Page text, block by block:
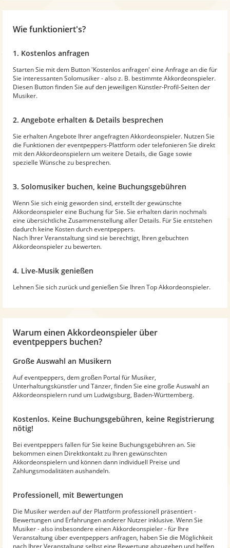
Wie funktioniert's?
1. Kostenlos anfragen
Starten Sie mit dem Button 'Kostenlos anfragen' eine Anfrage an die für
Sie interessanten Solomusiker - also z. B. bestimmte Akkordeonspieler.
Diesen Button finden Sie auf den jeweiligen Künstler-Profil-Seiten der
Musiker.
2. Angebote erhalten & Details besprechen
Sie erhalten Angebote Ihrer angefragten Akkordeonspieler. Nutzen Sie
die Funktionen der eventpeppers-Plattform oder telefonieren Sie direkt
mit den Akkordeonspielern um weitere Details, die Gage sowie
spezielle Wünsche zu besprechen.
3. Solomusiker buchen, keine Buchungsgebühren
Wenn Sie sich einig geworden sind, erstellt der gewünschte
Akkordeonspieler eine Buchung für Sie. Sie erhalten darin nochmals
eine übersichtliche Zusammenstellung aller Details. Für Sie entstehen
dadurch keine Kosten durch eventpeppers.
Nach Ihrer Veranstaltung sind sie berechtigt, Ihren gebuchten
Akkordeonspieler zu bewerten.
4. Live-Musik genießen
Lehnen Sie sich zurück und genießen Sie Ihren Top Akkordeonspieler.
Warum einen Akkordeonspieler über
eventpeppers buchen?
Große Auswahl an Musikern
Auf eventpeppers, dem großen Portal für Musiker,
Unterhaltungskünstler und Tänzer, finden Sie eine große Auswahl an
Akkordeonspielern rund um Ludwigsburg, Baden-Württemberg.
Kostenlos. Keine Buchungsgebühren, keine Registrierung
nötig!
Bei eventpeppers fallen für Sie keine Buchungsgebühren an. Sie
bekommen einen Direktkontakt zu Ihren gewünschten
Akkordeonspielern und können dann individuell Preise und
Zahlungsmodalitäten aushandeln.
Professionell, mit Bewertungen
Die Musiker werden auf der Plattform professionell präsentiert -
Bewertungen und Erfahrungen anderer Nutzer inklusive. Wenn Sie
Musiker - also insbesondere einen Akkordeonspieler - für Ihre
Veranstaltung über eventpeppers anfragen, haben Sie die Möglichkeit
nach Ihrer Veranstaltung selbst eine Bewertung abzugeben und helfen